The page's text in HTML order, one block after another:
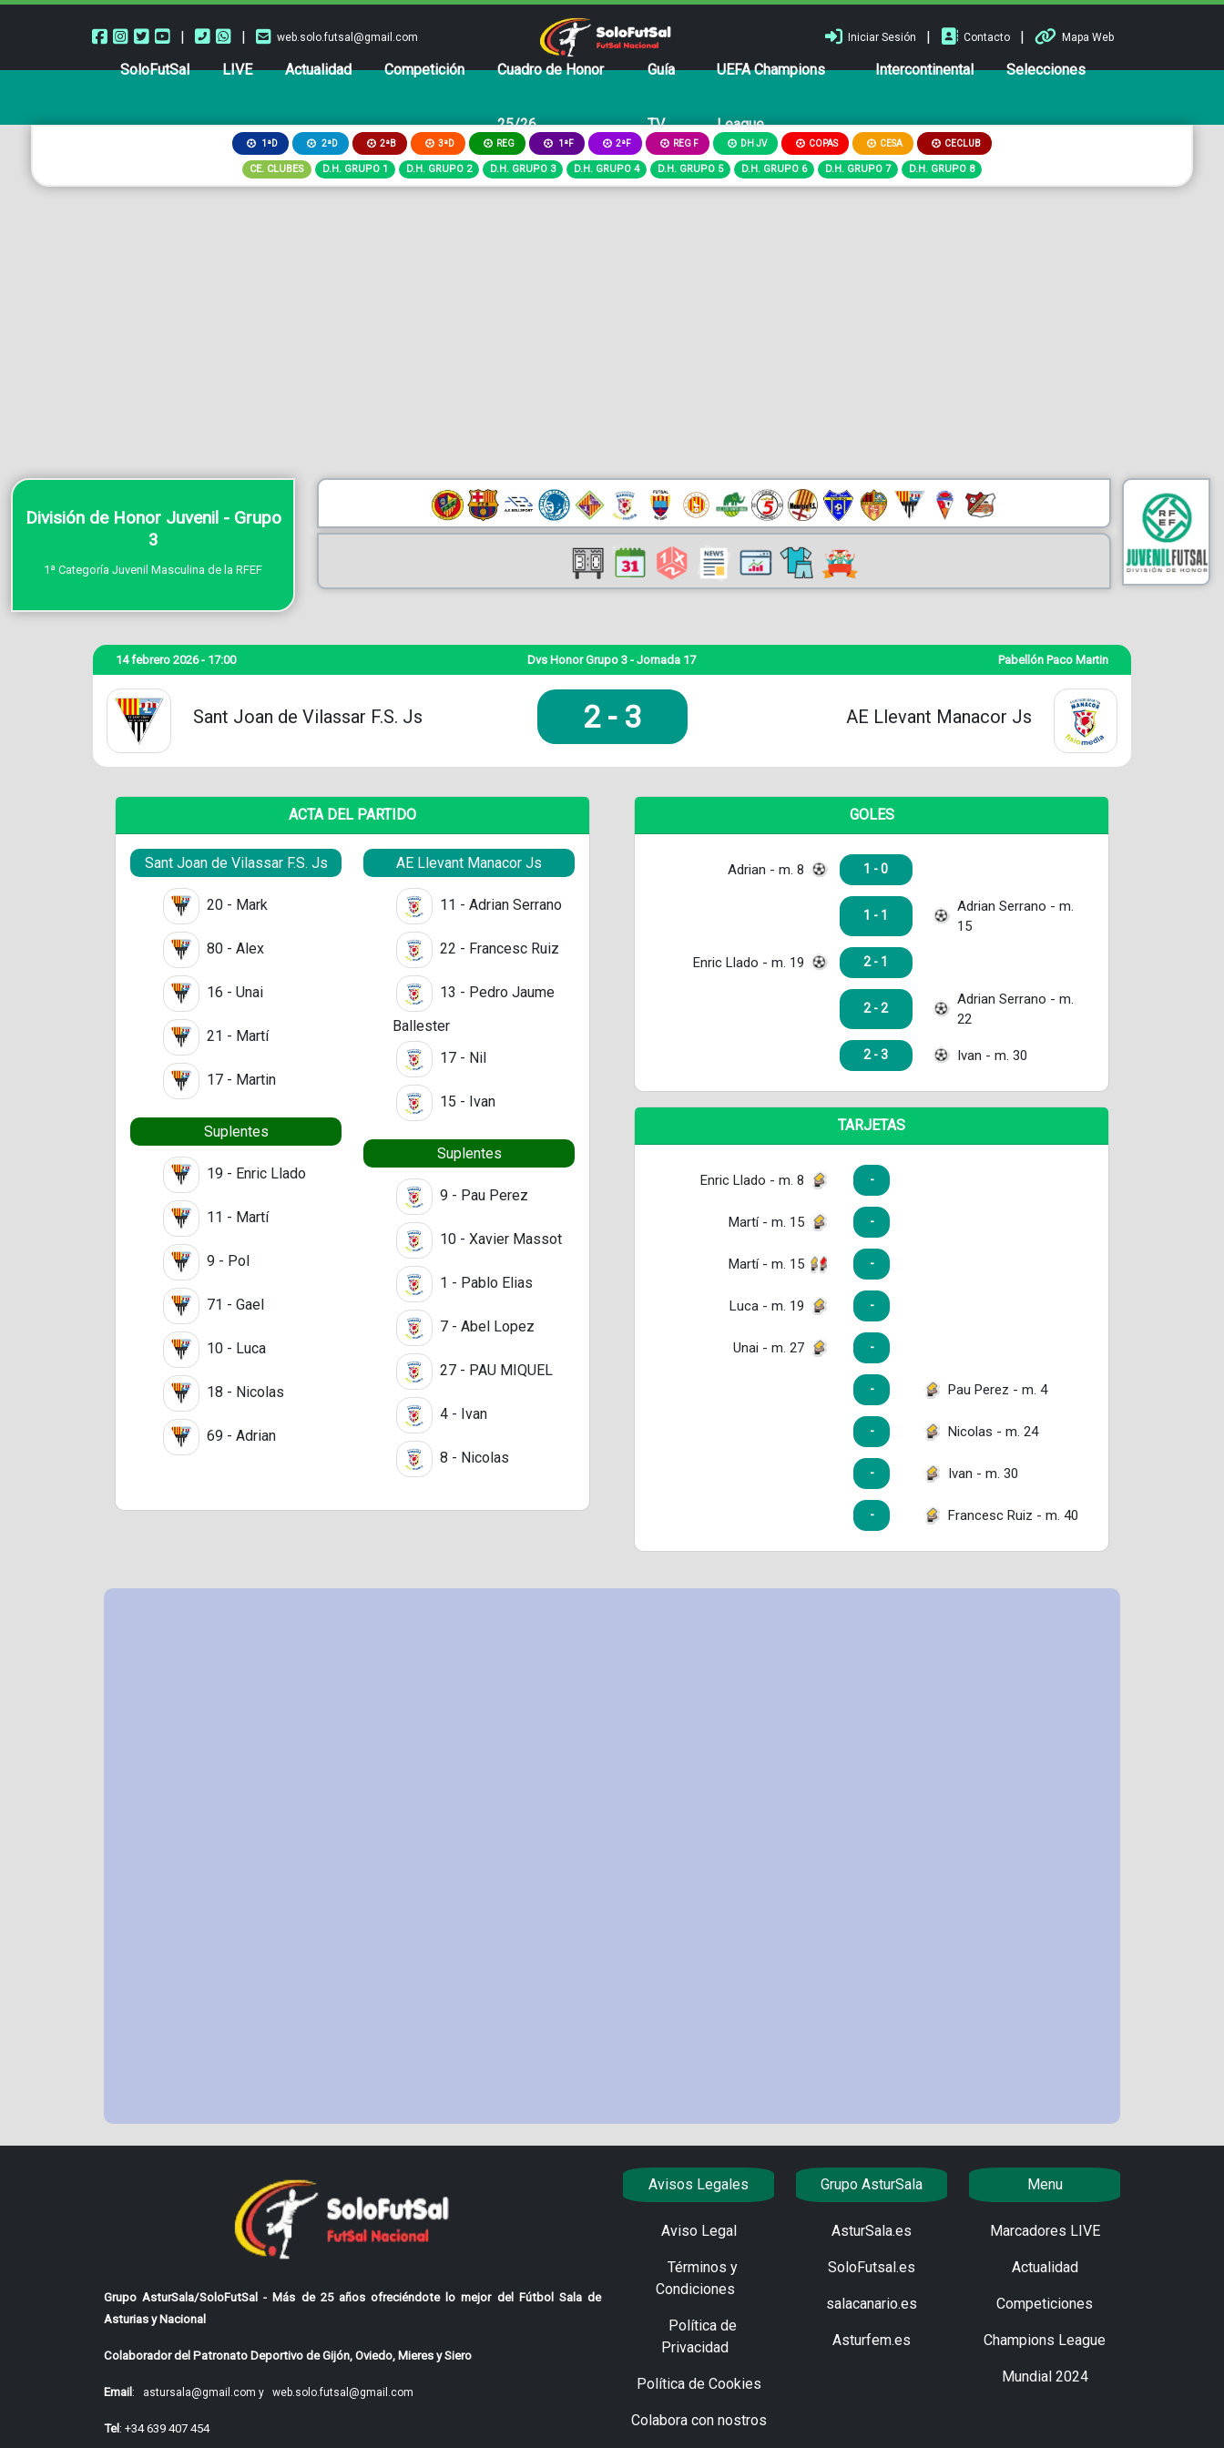
| | web.solo.futsal@gmail.com Iniciar Sesión | Contacto | Mapa Web
SoloFutSal LIVE Actualidad Competición Cuadro de Honor
25/26
Guía
TV
UEFA Champions
League
Intercontinental Selecciones
1ªD 2ªD 2ªB 3ªD REG 1ªF 2ªF REG F DH JV COPAS CESA CECLUB
CE. CLUBES D.H. GRUPO 1 D.H. GRUPO 2 D.H. GRUPO 3 D.H. GRUPO 4 D.H. GRUPO 5 D.H. GRUPO 6 D.H. GRUPO 7 D.H. GRUPO 8
División de Honor Juvenil - Grupo
3
1ª Categoría Juvenil Masculina de la RFEF
14 febrero 2026 - 17:00 Dvs Honor Grupo 3 - Jornada 17 Pabellón Paco Martin
Sant Joan de Vilassar F.S. Js 2- 3 AE Llevant Manacor Js
ACTA DEL PARTIDO
Sant Joan de Vilassar F.S. Js
20 - Mark
80 - Alex
16 - Unai
21 - Martí
17 - Martin
Suplentes
19 - Enric Llado
11 - Martí
9 - Pol
71 - Gael
10 - Luca
18 - Nicolas
69 - Adrian
AE Llevant Manacor Js
11 - Adrian Serrano
22 - Francesc Ruiz
13 - Pedro Jaume
Ballester
17 - Nil
15 - Ivan
Suplentes
9 - Pau Perez
10 - Xavier Massot
1 - Pablo Elias
7 - Abel Lopez
27 - PAU MIQUEL
4 - Ivan
8 - Nicolas
GOLES
Adrian - m. 8 1 - 0
1 - 1
Adrian Serrano - m.
15
Enric Llado - m. 19 2 - 1
2 - 2
Adrian Serrano - m.
22
2 - 3 Ivan - m. 30
TARJETAS
Enric Llado - m. 8 -
Martí - m. 15 -
Martí - m. 15 -
Luca - m. 19 -
Unai - m. 27 -
- Pau Perez - m. 4
- Nicolas - m. 24
- Ivan - m. 30
- Francesc Ruiz - m. 40
Grupo AsturSala/SoloFutSal - Más de 25 años ofreciéndote lo mejor del Fútbol Sala de
Asturias y Nacional
Colaborador del Patronato Deportivo de Gijón, Oviedo, Mieres y Siero
Email: astursala@gmail.com y web.solo.futsal@gmail.com
Tel: +34 639 407 454
Avisos Legales
Aviso Legal
Términos y
Condiciones
Política de
Privacidad
Política de Cookies
Colabora con nostros
Grupo AsturSala
AsturSala.es
SoloFutsal.es
salacanario.es
Asturfem.es
Menu
Marcadores LIVE
Actualidad
Competiciones
Champions League
Mundial 2024